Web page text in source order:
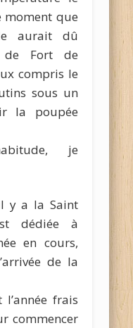
moment que
aurait dû
de Fort de
compris le
sous un
la poupée
je
y a la Saint
dédiée à
en cours,
de la
frais
commencer